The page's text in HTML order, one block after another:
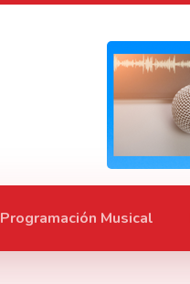
Programación Musical